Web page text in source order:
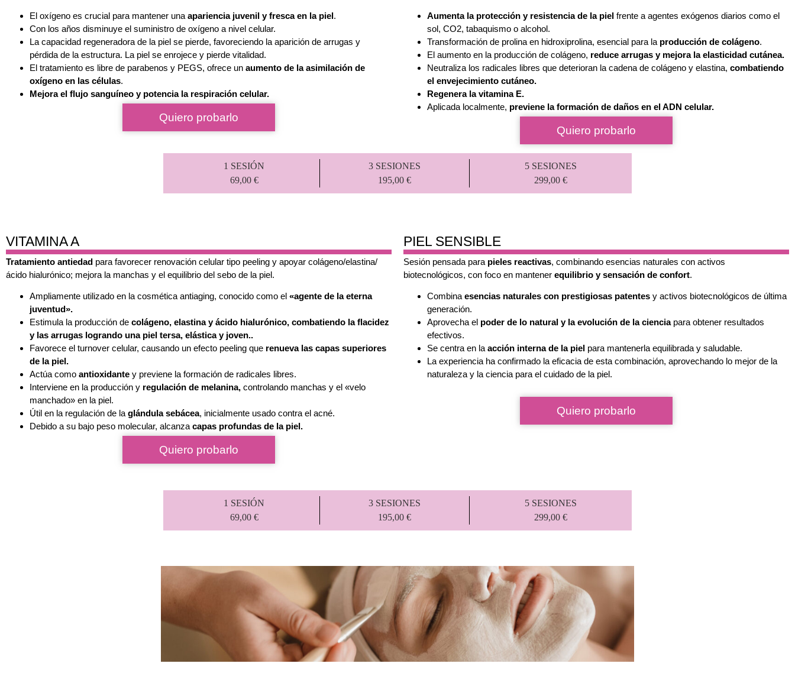
El oxígeno es crucial para mantener una apariencia juvenil y fresca en la piel.
Con los años disminuye el suministro de oxígeno a nivel celular.
La capacidad regeneradora de la piel se pierde, favoreciendo la aparición de arrugas y
pérdida de la estructura. La piel se enrojece y pierde vitalidad.
El tratamiento es libre de parabenos y PEGS, ofrece un aumento de la asimilación de
oxígeno en las células.
Mejora el flujo sanguíneo y potencia la respiración celular.
Quiero probarlo
Aumenta la protección y resistencia de la piel frente a agentes exógenos diarios como el
sol, CO2, tabaquismo o alcohol.
Transformación de prolina en hidroxiprolina, esencial para la producción de colágeno.
El aumento en la producción de colágeno, reduce arrugas y mejora la elasticidad cutánea.
Neutraliza los radicales libres que deterioran la cadena de colágeno y elastina, combatiendo
el envejecimiento cutáneo.
Regenera la vitamina E.
Aplicada localmente, previene la formación de daños en el ADN celular.
Quiero probarlo
1 SESIÓN
69,00 €
3 SESIONES
195,00 €
5 SESIONES
299,00 €
VITAMINA A
Tratamiento antiedad para favorecer renovación celular tipo peeling y apoyar colágeno/elastina/
ácido hialurónico; mejora la manchas y el equilibrio del sebo de la piel.
Ampliamente utilizado en la cosmética antiaging, conocido como el «agente de la eterna
juventud».
Estimula la producción de colágeno, elastina y ácido hialurónico, combatiendo la flacidez
y las arrugas logrando una piel tersa, elástica y joven..
Favorece el turnover celular, causando un efecto peeling que renueva las capas superiores
de la piel.
Actúa como antioxidante y previene la formación de radicales libres.
Interviene en la producción y regulación de melanina, controlando manchas y el «velo
manchado» en la piel.
Útil en la regulación de laglándula sebácea, inicialmente usado contra el acné.
Debido a su bajo peso molecular, alcanzacapas profundas de la piel.
Quiero probarlo
PIEL SENSIBLE
Sesión pensada para pieles reactivas, combinando esencias naturales con activos
biotecnológicos, con foco en mantener equilibrio y sensación de confort.
Combinaesencias naturales con prestigiosas patentes y activos biotecnológicos de última
generación.
Aprovecha el poder de lo natural y la evolución de la cienciapara obtener resultados
efectivos.
Se centra en laacción interna de la piel para mantenerla equilibrada y saludable.
La experiencia ha confirmado la eficacia de esta combinación, aprovechando lo mejor de la
naturaleza y la ciencia para el cuidado de la piel.
Quiero probarlo
1 SESIÓN
69,00 €
3 SESIONES
195,00 €
5 SESIONES
299,00 €